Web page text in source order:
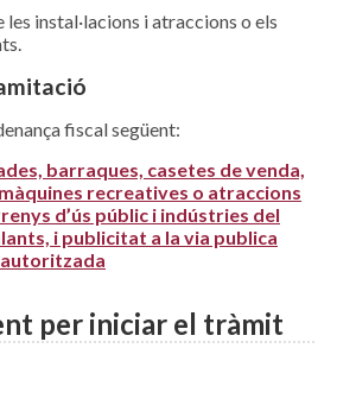
instal·lacions i atraccions o els
fiscal següent:
barraques, casetes de venda,
recreatives o atraccions
d’ús públic i indústries del
i publicitat a la via publica
per iniciar el tràmit